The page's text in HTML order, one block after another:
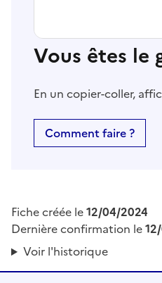
Vous êtes le
En un copier-coller,
Comment faire ?
Fiche créée le12/04/2024
Dernière confirmation le
Voir l'historique